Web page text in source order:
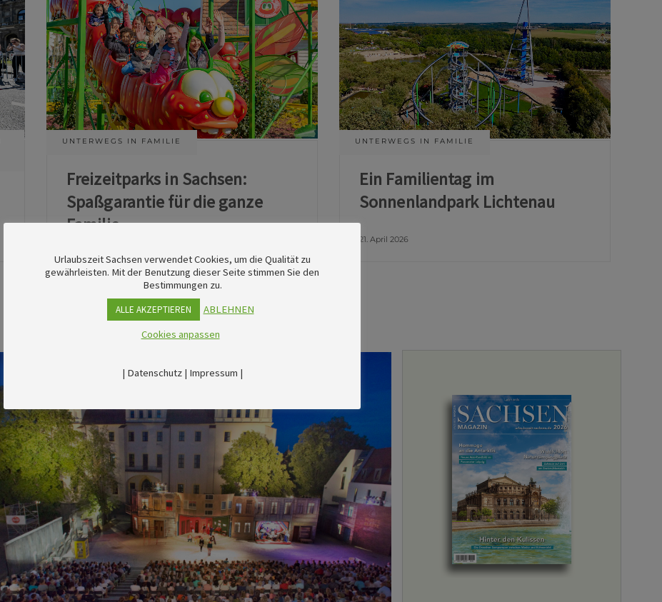
UNTERWEGS IN FAMILIE
Freizeitparks in Sachsen:
Spaßgarantie für die ganze
Familie
11. Juni 2026
UNTERWEGS IN FAMILIE
Ein Familientag im
Sonnenlandpark Lichtenau
21. April 2026
Urlaubszeit Sachsen verwendet Cookies, um die Qualität zu
gewährleisten. Mit der Benutzung dieser Seite stimmen Sie den
Bestimmungen zu.
ALLE AKZEPTIEREN
ABLEHNEN
Cookies anpassen
| Datenschutz| Impressum |